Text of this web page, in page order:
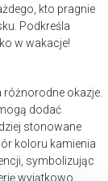
kto pragnie
Podkreśla
w wakacje!
okazje.
dodać
stonowane
koloru kamienia
symbolizując
wyjątkowo